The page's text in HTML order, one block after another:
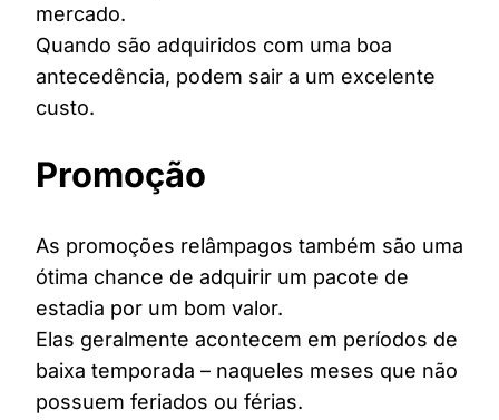
mercado.
Quando são adquiridos com uma boa
antecedência, podem sair a um excelente
custo.
Promoção
As promoções relâmpagos também são uma
ótima chance de adquirir um pacote de
estadia por um bom valor.
Elas geralmente acontecem em períodos de
baixa temporada – naqueles meses que não
possuem feriados ou férias.